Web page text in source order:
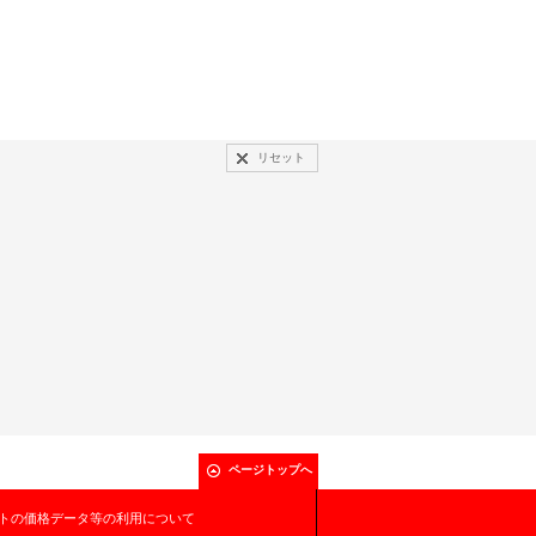
リセット
ページトップへ
の価格データ等の利用について